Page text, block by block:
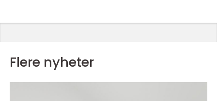
Flere nyheter